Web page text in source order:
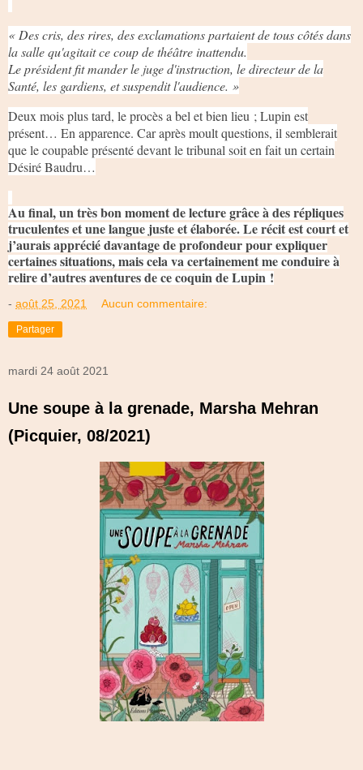
« Des cris, des rires, des exclamations partaient de tous côtés dans
la salle qu'agitait ce coup de théâtre inattendu.
Le président fit mander le juge d'instruction, le directeur de la
Santé, les gardiens, et suspendit l'audience. »
Deux mois plus tard, le procès a bel et bien lieu ; Lupin est
présent… En apparence. Car après moult questions, il semblerait
que le coupable présenté devant le tribunal soit en fait un certain
Désiré Baudru…
Au final, un très bon moment de lecture grâce à des répliques
truculentes et une langue juste et élaborée. Le récit est court et
j’aurais apprécié davantage de profondeur pour expliquer
certaines situations, mais cela va certainement me conduire à
relire d’autres aventures de ce coquin de Lupin !
- août 25, 2021 Aucun commentaire:
Partager
mardi 24 août 2021
Une soupe à la grenade, Marsha Mehran
(Picquier, 08/2021)